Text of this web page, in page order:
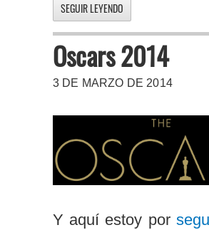
SEGUIR LEYENDO
Oscars 2014
3 DE MARZO DE 2014
Y aquí estoy por